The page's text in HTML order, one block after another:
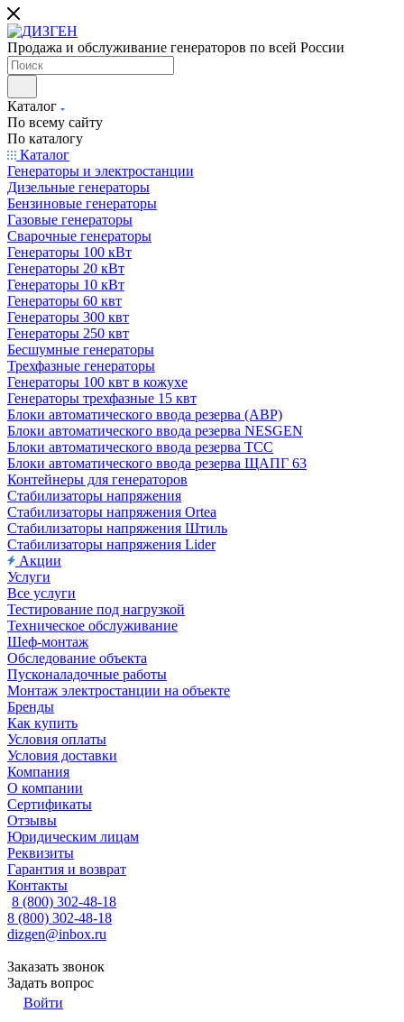
Продажа и обслуживание генераторов по всей России
Каталог
По всему сайту
По каталогу
Каталог
Генераторы и электростанции
Дизельные генераторы
Бензиновые генераторы
Газовые генераторы
Сварочные генераторы
Генераторы 100 кВт
Генераторы 20 кВт
Генераторы 10 кВт
Генераторы 60 квт
Генераторы 300 квт
Генераторы 250 квт
Бесшумные генераторы
Трехфазные генераторы
Генераторы 100 квт в кожухе
Генераторы трехфазные 15 квт
Блоки автоматического ввода резерва (АВР)
Блоки автоматического ввода резерва NESGEN
Блоки автоматического ввода резерва ТСС
Блоки автоматического ввода резерва ЩАПГ 63
Контейнеры для генераторов
Стабилизаторы напряжения
Стабилизаторы напряжения Ortea
Стабилизаторы напряжения Штиль
Стабилизаторы напряжения Lider
Акции
Услуги
Все услуги
Тестирование под нагрузкой
Техническое обслуживание
Шеф-монтаж
Обследование объекта
Пусконаладочные работы
Монтаж электростанции на объекте
Бренды
Как купить
Условия оплаты
Условия доставки
Компания
О компании
Сертификаты
Отзывы
Юридическим лицам
Реквизиты
Гарантия и возврат
Контакты
8 (800) 302-48-18
8 (800) 302-48-18
dizgen@inbox.ru
Заказать звонок
Задать вопрос
Войти